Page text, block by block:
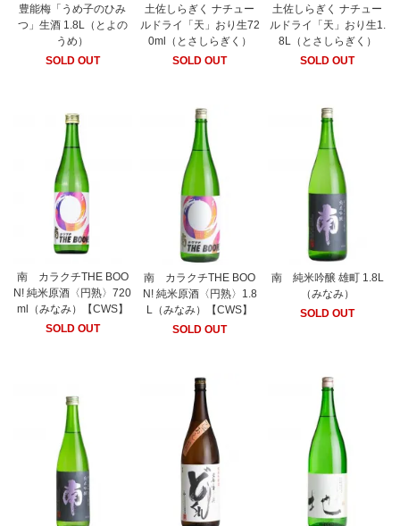
豊能梅「うめ子のひみ
つ」生酒 1.8L（とよの
うめ）
SOLD OUT
土佐しらぎく ナチュー
ルドライ「天」おり生72
0ml（とさしらぎく）
SOLD OUT
土佐しらぎく ナチュー
ルドライ「天」おり生1.
8L（とさしらぎく）
SOLD OUT
南 カラクチTHE BOO
N! 純米原酒〈円熟〉720
ml（みなみ）【CWS】
SOLD OUT
南 カラクチTHE BOO
N! 純米原酒〈円熟〉1.8
L（みなみ）【CWS】
SOLD OUT
南 純米吟醸 雄町 1.8L
（みなみ）
SOLD OUT